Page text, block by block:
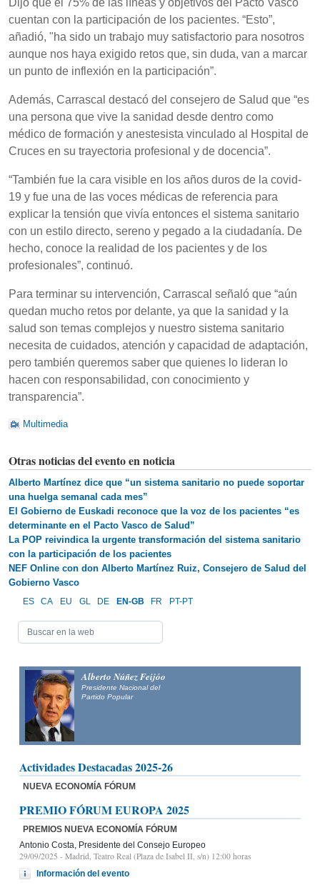
Dijo que el 75% de las líneas y objetivos del Pacto Vasco
cuentan con la participación de los pacientes. “Esto”,
añadió, "ha sido un trabajo muy satisfactorio para nosotros
aunque nos haya exigido retos que, sin duda, van a marcar
un punto de inflexión en la participación”.
Además, Carrascal destacó del consejero de Salud que “es
una persona que vive la sanidad desde dentro como
médico de formación y anestesista vinculado al Hospital de
Cruces en su trayectoria profesional y de docencia”.
“También fue la cara visible en los años duros de la covid-
19 y fue una de las voces médicas de referencia para
explicar la tensión que vivía entonces el sistema sanitario
con un estilo directo, sereno y pegado a la ciudadanía. De
hecho, conoce la realidad de los pacientes y de los
profesionales”, continuó.
Para terminar su intervención, Carrascal señaló que “aún
quedan mucho retos por delante, ya que la sanidad y la
salud son temas complejos y nuestro sistema sanitario
necesita de cuidados, atención y capacidad de adaptación,
pero también queremos saber que quienes lo lideran lo
hacen con responsabilidad, con conocimiento y
transparencia”.
Multimedia
Otras noticias del evento en noticia
Alberto Martínez dice que “un sistema sanitario no puede soportar
una huelga semanal cada mes”
El Gobierno de Euskadi reconoce que la voz de los pacientes “es
determinante en el Pacto Vasco de Salud”
La POP reivindica la urgente transformación del sistema sanitario
con la participación de los pacientes
NEF Online con don Alberto Martínez Ruiz, Consejero de Salud del
Gobierno Vasco
ES CA EU GL DE EN-GB FR PT-PT
Alberto Núñez Feijóo
Presidente Nacional del
Partido Popular
Actividades Destacadas 2025-26
NUEVA ECONOMÍA FÓRUM
PREMIO FÓRUM EUROPA 2025
PREMIOS NUEVA ECONOMÍA FÓRUM
Antonio Costa, Presidente del Consejo Europeo
29/09/2025 - Madrid, Teatro Real (Plaza de Isabel II, s/n) 12:00 horas
Información del evento